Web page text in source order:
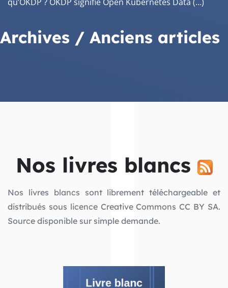
Archives / Anciens articles
Nos livres blancs
Nos livres blancs sont librement téléchargeable et
distribués sous licence Creative Commons CC BY SA.
Source disponible sur simple demande.